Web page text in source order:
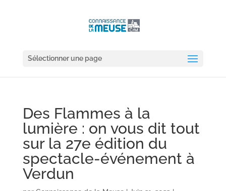
Sélectionner une page
Des Flammes à la
lumière : on vous dit tout
sur la 27e édition du
spectacle-événement à
Verdun